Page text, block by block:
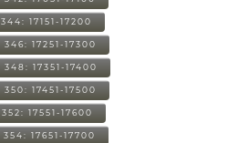
344: 17151-17200
346: 17251-17300
348: 17351-17400
350: 17451-17500
352: 17551-17600
354: 17651-17700